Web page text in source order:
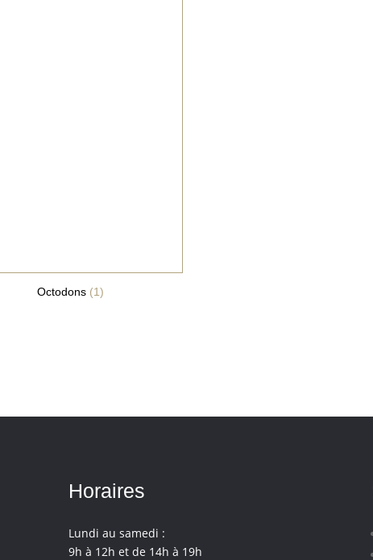
Octodons (1)
Horaires
Lundi au samedi :
9h à 12h et de 14h à 19h